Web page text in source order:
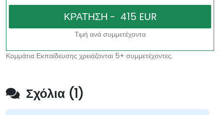
Τιμή ανά συμμετέχοντα
Κομμάτια Εκπαίδευσης χρειάζονται 5+ συμμετέχοντες.
Σχόλια (1)